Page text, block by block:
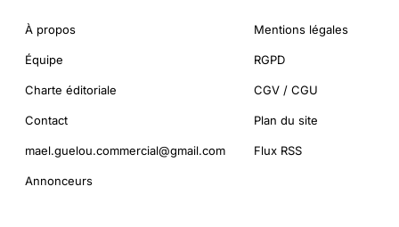
À propos
Équipe
Charte éditoriale
Contact
mael.guelou.commercial@gmail.com
Annonceurs
Mentions légales
RGPD
CGV / CGU
Plan du site
Flux RSS